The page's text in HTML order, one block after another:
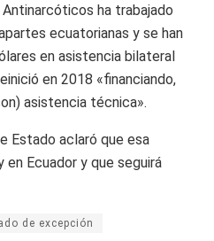
ha trabajado
ecuatorianas y se han
en asistencia bilateral
en 2018 «financiando,
asistencia técnica».
Estado aclaró que esa
Ecuador y que seguirá
de excepción